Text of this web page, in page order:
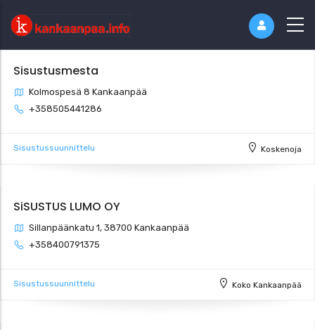
Sisustusmesta
Kolmospesä 8 Kankaanpää
+358505441286
Sisustussuunnittelu Koskenoja
SiSUSTUS LUMO OY
Sillanpäänkatu 1, 38700 Kankaanpää
+358400791375
Sisustussuunnittelu Koko Kankaanpää